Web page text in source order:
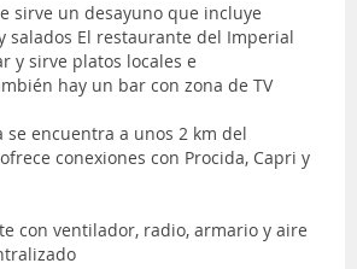
sirve un desayuno que incluye
salados El restaurante del Imperial
y sirve platos locales e
hay un bar con zona de TV
se encuentra a unos 2 km del
conexiones con Procida, Capri y
con ventilador, radio, armario y aire